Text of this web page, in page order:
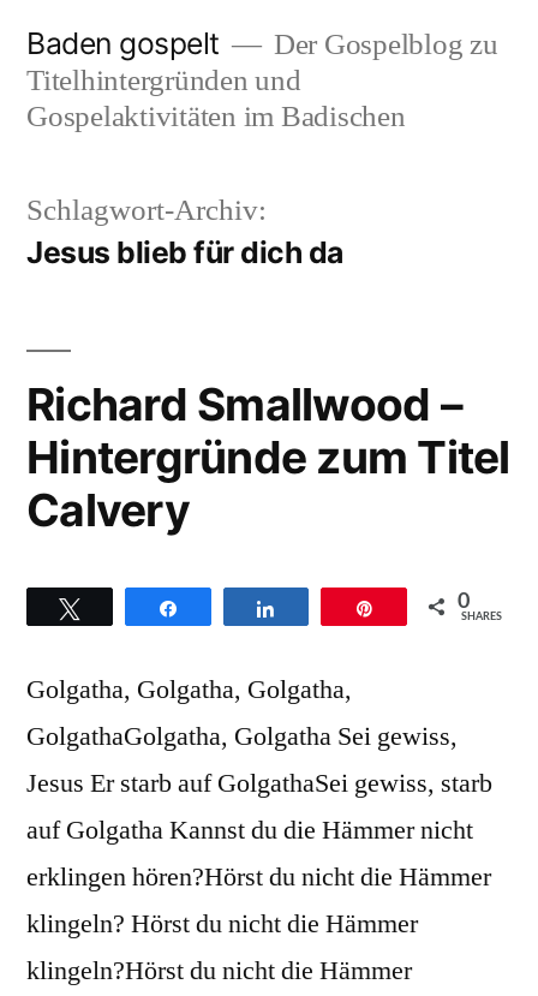
Inhalt
springen
Baden gospelt
Der Gospelblog zu
Titelhintergründen und
Gospelaktivitäten im Badischen
Schlagwort-Archiv:
Jesus blieb für dich da
Richard Smallwood –
Hintergründe zum Titel
Calvery
0
SHARES
Golgatha, Golgatha, Golgatha,
GolgathaGolgatha, Golgatha Sei gewiss,
Jesus Er starb auf GolgathaSei gewiss, starb
auf Golgatha Kannst du die Hämmer nicht
erklingen hören?Hörst du nicht die Hämmer
klingeln? Hörst du nicht die Hämmer
klingeln?Hörst du nicht die Hämmer